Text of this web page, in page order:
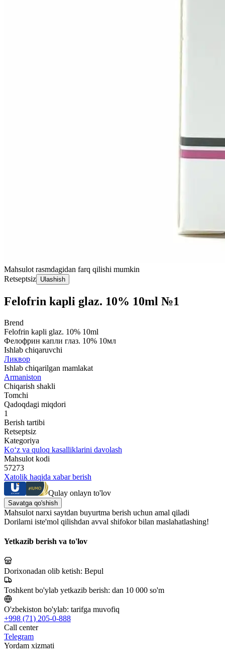
Mahsulot rasmdagidan farq qilishi mumkin
Retseptsiz Ulashish
Felofrin kapli glaz. 10% 10ml №1
Brend
Felofrin kapli glaz. 10% 10ml
Фелофрин капли глаз. 10% 10мл
Ishlab chiqaruvchi
Ликвор
Ishlab chiqarilgan mamlakat
Armaniston
Chiqarish shakli
Tomchi
Qadoqdagi miqdori
1
Berish tartibi
Retseptsiz
Kategoriya
Ko‘z va quloq kasalliklarini davolash
Mahsulot kodi
57273
Xatolik haqida xabar berish
Qulay onlayn to'lov
Savatga qo'shish
Mahsulot narxi saytdan buyurtma berish uchun amal qiladi
Dorilarni iste'mol qilishdan avval shifokor bilan maslahatlashing!
Yetkazib berish va to'lov
Dorixonadan olib ketish: Bepul
Toshkent bo'ylab yetkazib berish: dan 10 000 so'm
O'zbekiston bo'ylab: tarifga muvofiq
+998 (71) 205-0-888
Call center
Telegram
Yordam xizmati